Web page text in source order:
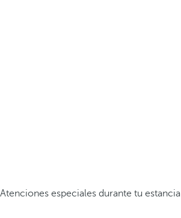
Atenciones especiales durante tu estancia